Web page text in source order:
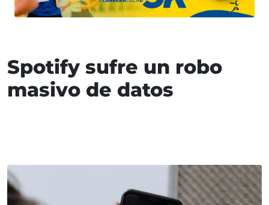
Spotify sufre un robo
masivo de datos